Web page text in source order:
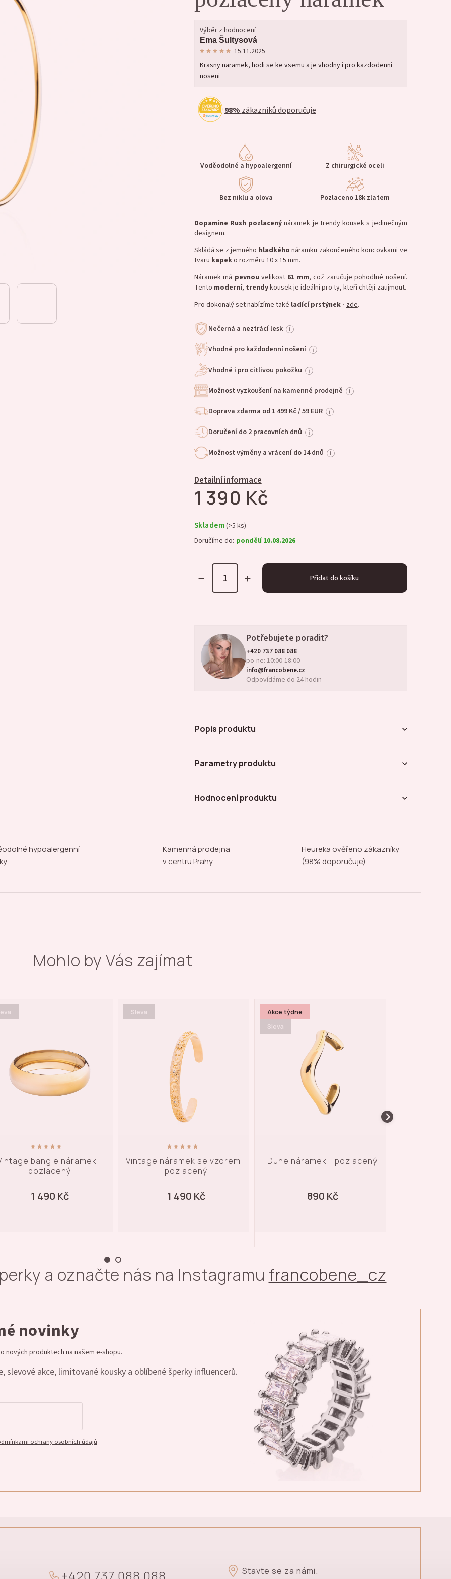
Výběr z hodnocení
Ema Šultysová
15.11.2025
Krasny naramek, hodi se ke vsemu a je vhodny i pro kazdodenni
noseni
98% zákazníků doporučuje
1 390 Kč
Voděodolné a hypoalergenní Z chirurgické oceli
Bez niklu a olova Pozlaceno 18k zlatem
Dopamine Rush pozlacený náramek je trendy kousek s jedinečným
designem.
Skládá se z jemného hladkého náramku zakončeného koncovkami ve
tvaru kapeko rozměru 10 x 15 mm.
Náramek má pevnou velikost 61 mm, což zaručuje pohodlné nošení.
Tento moderní, trendykousek je ideální pro ty, kteří chtějí zaujmout.
Pro dokonalý set nabízíme také ladící prstýnek - zde.
Nečerná a neztrácí lesk i
Vhodné pro každodenní nošení i
Vhodné i pro citlivou pokožku i
Možnost vyzkoušení na kamenné prodejně i
Doprava zdarma od 1 499 Kč / 59 EUR i
Doručení do 2 pracovních dnů i
Možnost výměny a vrácení do 14 dnů i
Detailní informace
Skladem(>5 ks)
Doručíme do: pondělí 10.08.2026
Přidat do košíku
Potřebujete poradit?
+420 737 088 088
po-ne: 10:00-18:00
info@francobene.cz
Odpovídáme do 24 hodin
Popis produktu
Parametry produktu
Hodnocení produktu
hypoalergenní
Kamenná prodejna
v centru Prahy
Heureka ověřeno zákazníky
(98% doporučuje)
Mohlo by Vás zajímat
-
Vintage náramek se vzorem -
Dune náramek - pozlacený
Náramek s popraskaným
a označte nás na Instagramu francobene_cz
novinky
nových produktech na našem e-shopu.
akce, limitované kousky a oblíbené šperky influencerů.
ochrany osobních údajů
Stavte se za námi.